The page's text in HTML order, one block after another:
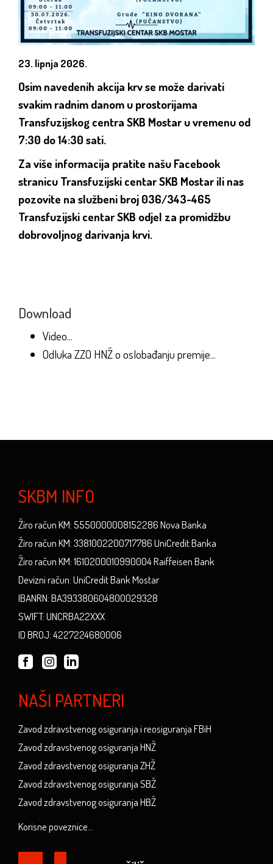
23. lipnja 2026.
Osim navedenih akcija krv se može darivati
svakim radnim danom u prostorijama
Transfuzijskog centra SKB Mostar u vremenu od
7:30 do 14:30 sati.
Za više informacija pratite našu Facebook
stranicu Transfuzijski centar SKB Mostar ili nas
pozovite na službeni broj 036/343-465
Transfuzijski centar SKB odjel za promidžbu
dobrovoljnog darivanja krvi.
Download
Video...
Odluka ZZO HNŽ o oslobađanju premije...
SKBM INFO
Žiro račun KM: 5550000008152286 Nova Banka
Žiro račun KM: 3381002200717786 UniCredit Banka
Žiro račun KM: 1610200010990004 Raiffeisen Bank
Devizni račun: UniCredit Bank Mostar
IBANRN: BA393380604800029328
SWIFT: UNCRBA22XXX
ID BROJ: 4227224680006
NAŠI PARTNERI
Zavod zdravstvenog osiguranja i reosiguranja FBiH
Zavod zdravstvenog osiguranja HNŽ
Zavod zdravstvenog osiguranja ZHŽ
Zavod zdravstvenog osiguranja SBŽ
Zavod zdravstvenog osiguranja HBŽ
Korisne poveznice...